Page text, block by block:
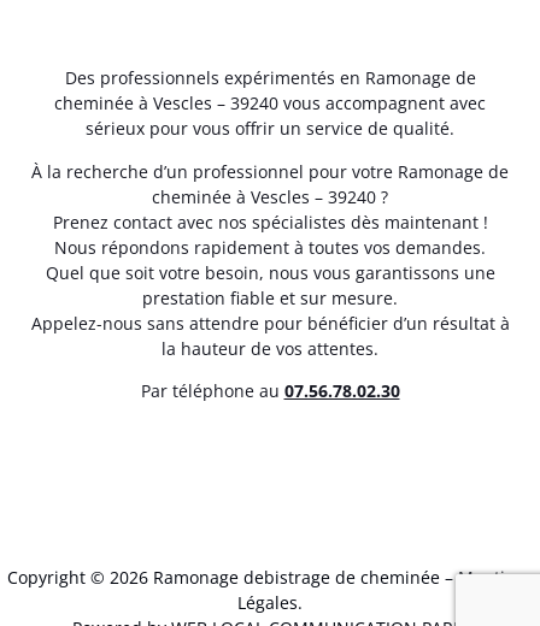
Des professionnels expérimentés en Ramonage de
cheminée à Vescles – 39240 vous accompagnent avec
sérieux pour vous offrir un service de qualité.
À la recherche d’un professionnel pour votre Ramonage de
cheminée à Vescles – 39240 ?
Prenez contact avec nos spécialistes dès maintenant !
Nous répondons rapidement à toutes vos demandes.
Quel que soit votre besoin, nous vous garantissons une
prestation fiable et sur mesure.
Appelez-nous sans attendre pour bénéficier d’un résultat à
la hauteur de vos attentes.
Par téléphone au 07.56.78.02.30
Copyright © 2026 Ramonage debistrage de cheminée –Mentions
Légales.